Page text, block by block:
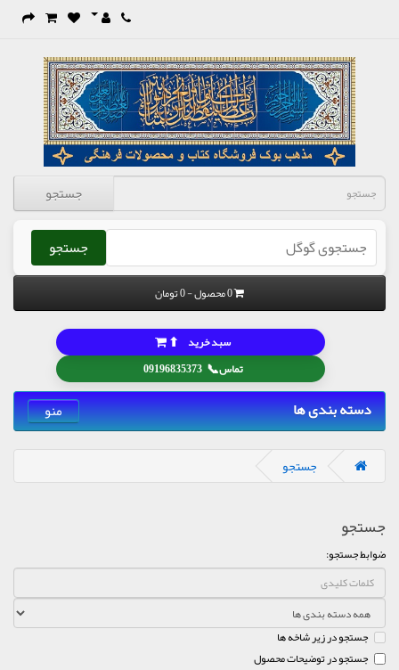
جستجو
جستجو
0 محصول - 0 تومان
تماس📞
09196835373
سبد خرید ⬆
دسته بندی ها منو
جستجو
جستجو
ضوابط جستجو:
جستجو در زیر شاخه ها
جستجو در توضیحات محصول